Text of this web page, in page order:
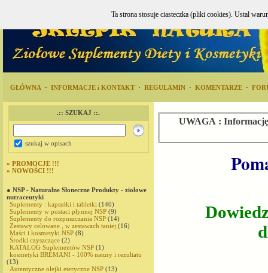
GŁÓWNA · INFORMACJE i KONTAKT · REGULAMIN · KOMENTARZE ·
.:: SZUKAJ ::.
szukaj w opisach
» PROMOCJE !!!
» NOWOŚCI !!!
● NSP - Naturalne Słoneczne Produkty - ziołowe
nutraceutyki
Suplementy : kapsułki i tabletki (140)
Suplementy w postaci płynnej NSP (9)
Suplementy do rozpuszczania NSP (14)
Zestawy celowane , w zestawach taniej (16)
Maści i kosmetyki NSP (8)
Środki czyszczące (2)
KATALOG Suplementów NSP (1)
kosmetyki BREMANI - 100% natury i rezultatu
(13)
Autentyczne olejki eteryczne NSP (13)
UWAGA : Informację
Ta strona stosuje ciasteczka (pliki cookies). Ustal